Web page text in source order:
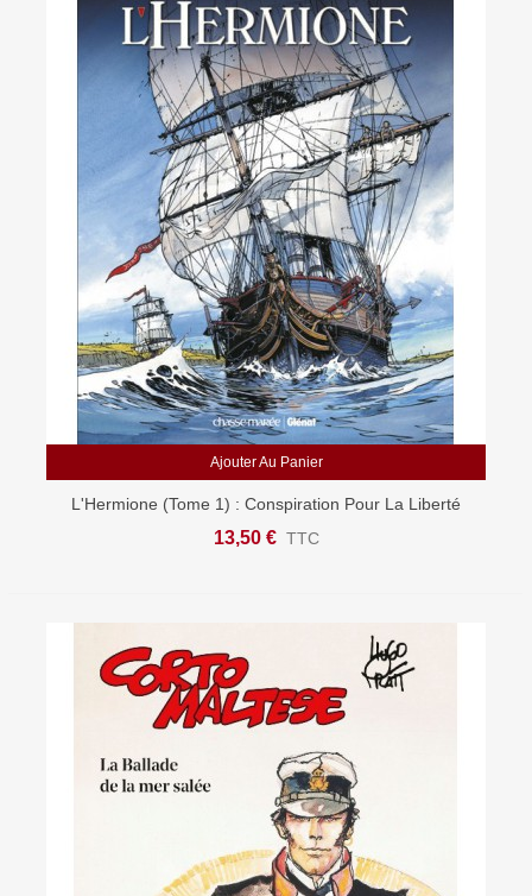
Ajouter Au Panier
L'Hermione (Tome 1) : Conspiration Pour La Liberté
13,50 € TTC